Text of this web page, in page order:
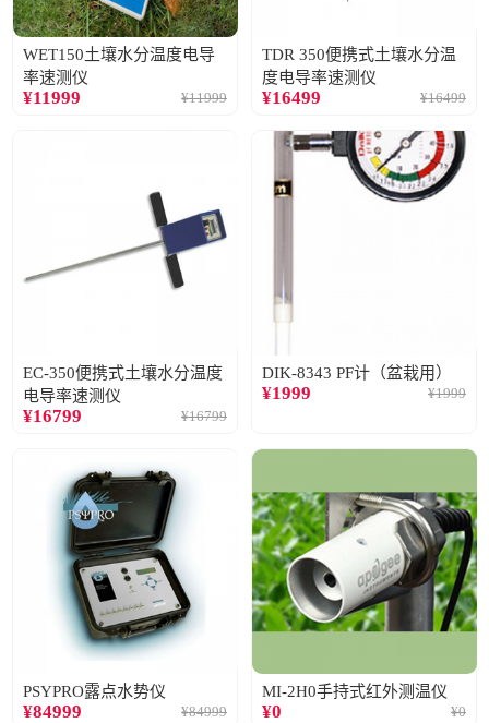
WET150土壤水分温度电导
率速测仪
¥11999 ¥11999
TDR 350便携式土壤水分温
度电导率速测仪
¥16499 ¥16499
EC-350便携式土壤水分温度
电导率速测仪
¥16799 ¥16799
DIK-8343 PF计（盆栽用）
¥1999 ¥1999
PSYPRO露点水势仪
¥84999 ¥84999
MI-2H0手持式红外测温仪
¥0 ¥0